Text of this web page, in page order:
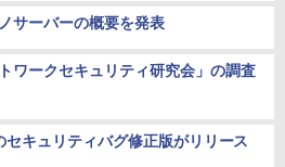
サーバーの概要を発表
ワークセキュリティ研究会」の調査
キュリティバグ修正版がリリース